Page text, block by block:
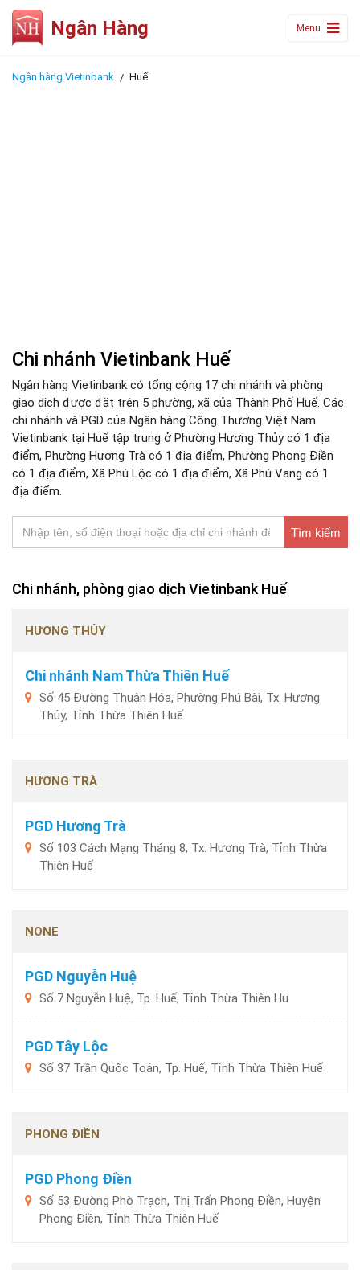
Ngân Hàng Menu
Ngân hàng Vietinbank Huế
Chi nhánh Vietinbank Huế
Ngân hàng Vietinbank có tổng cộng 17 chi nhánh và phòng
giao dịch được đặt trên 5 phường, xã của Thành Phố Huế. Các
chi nhánh và PGD của Ngân hàng Công Thương Việt Nam
Vietinbank tại Huế tập trung ở Phường Hương Thủy có 1 địa
điểm, Phường Hương Trà có 1 địa điểm, Phường Phong Điền
có 1 địa điểm, Xã Phú Lộc có 1 địa điểm, Xã Phú Vang có 1
địa điểm.
Tìm kiếm
Chi nhánh, phòng giao dịch Vietinbank Huế
HƯƠNG THỦY
Chi nhánh Nam Thừa Thiên Huế
Số 45 Đường Thuận Hóa, Phường Phú Bài, Tx. Hương
Thủy, Tỉnh Thừa Thiên Huế
HƯƠNG TRÀ
PGD Hương Trà
Số 103 Cách Mạng Tháng 8, Tx. Hương Trà, Tỉnh Thừa
Thiên Huế
NONE
PGD Nguyễn Huệ
Số 7 Nguyễn Huệ, Tp. Huế, Tỉnh Thừa Thiên Hu
PGD Tây Lộc
Số 37 Trần Quốc Toản, Tp. Huế, Tỉnh Thừa Thiên Huế
PHONG ĐIỀN
PGD Phong Điền
Số 53 Đường Phò Trạch, Thị Trấn Phong Điền, Huyện
Phong Điền, Tỉnh Thừa Thiên Huế